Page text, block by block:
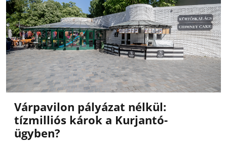
Várpavilon pályázat nélkül:
tízmilliós károk a Kurjantó-
ügyben?